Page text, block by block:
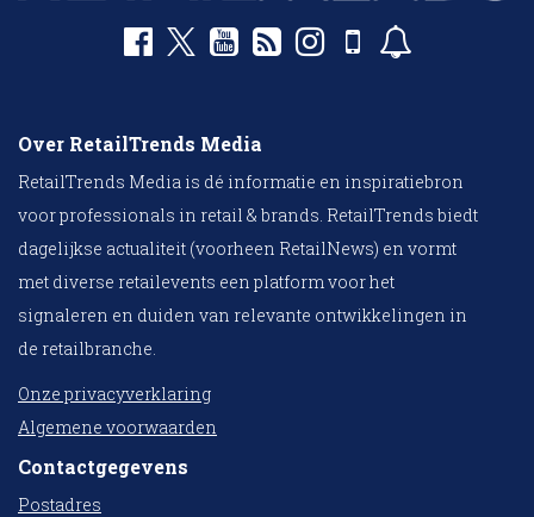
Over RetailTrends Media
RetailTrends Media is dé informatie en inspiratiebron
voor professionals in retail & brands. RetailTrends biedt
dagelijkse actualiteit (voorheen RetailNews) en vormt
met diverse retailevents een platform voor het
signaleren en duiden van relevante ontwikkelingen in
de retailbranche.
Onze privacyverklaring
Algemene voorwaarden
Contactgegevens
Postadres